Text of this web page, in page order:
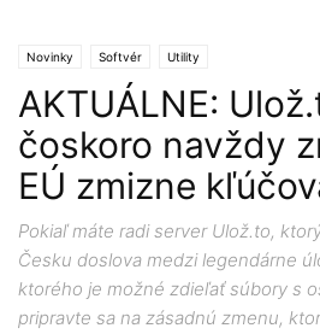
Novinky Softvér Utility
AKTUÁLNE:
čoskoro navždy
EÚ zmizne
Pokiaľ máte radi server Ulož.to,
Česku doslova medzi legendárne
ktorého je možné zdieľať súbory s
pripravte sa na zásadnú zmenu,